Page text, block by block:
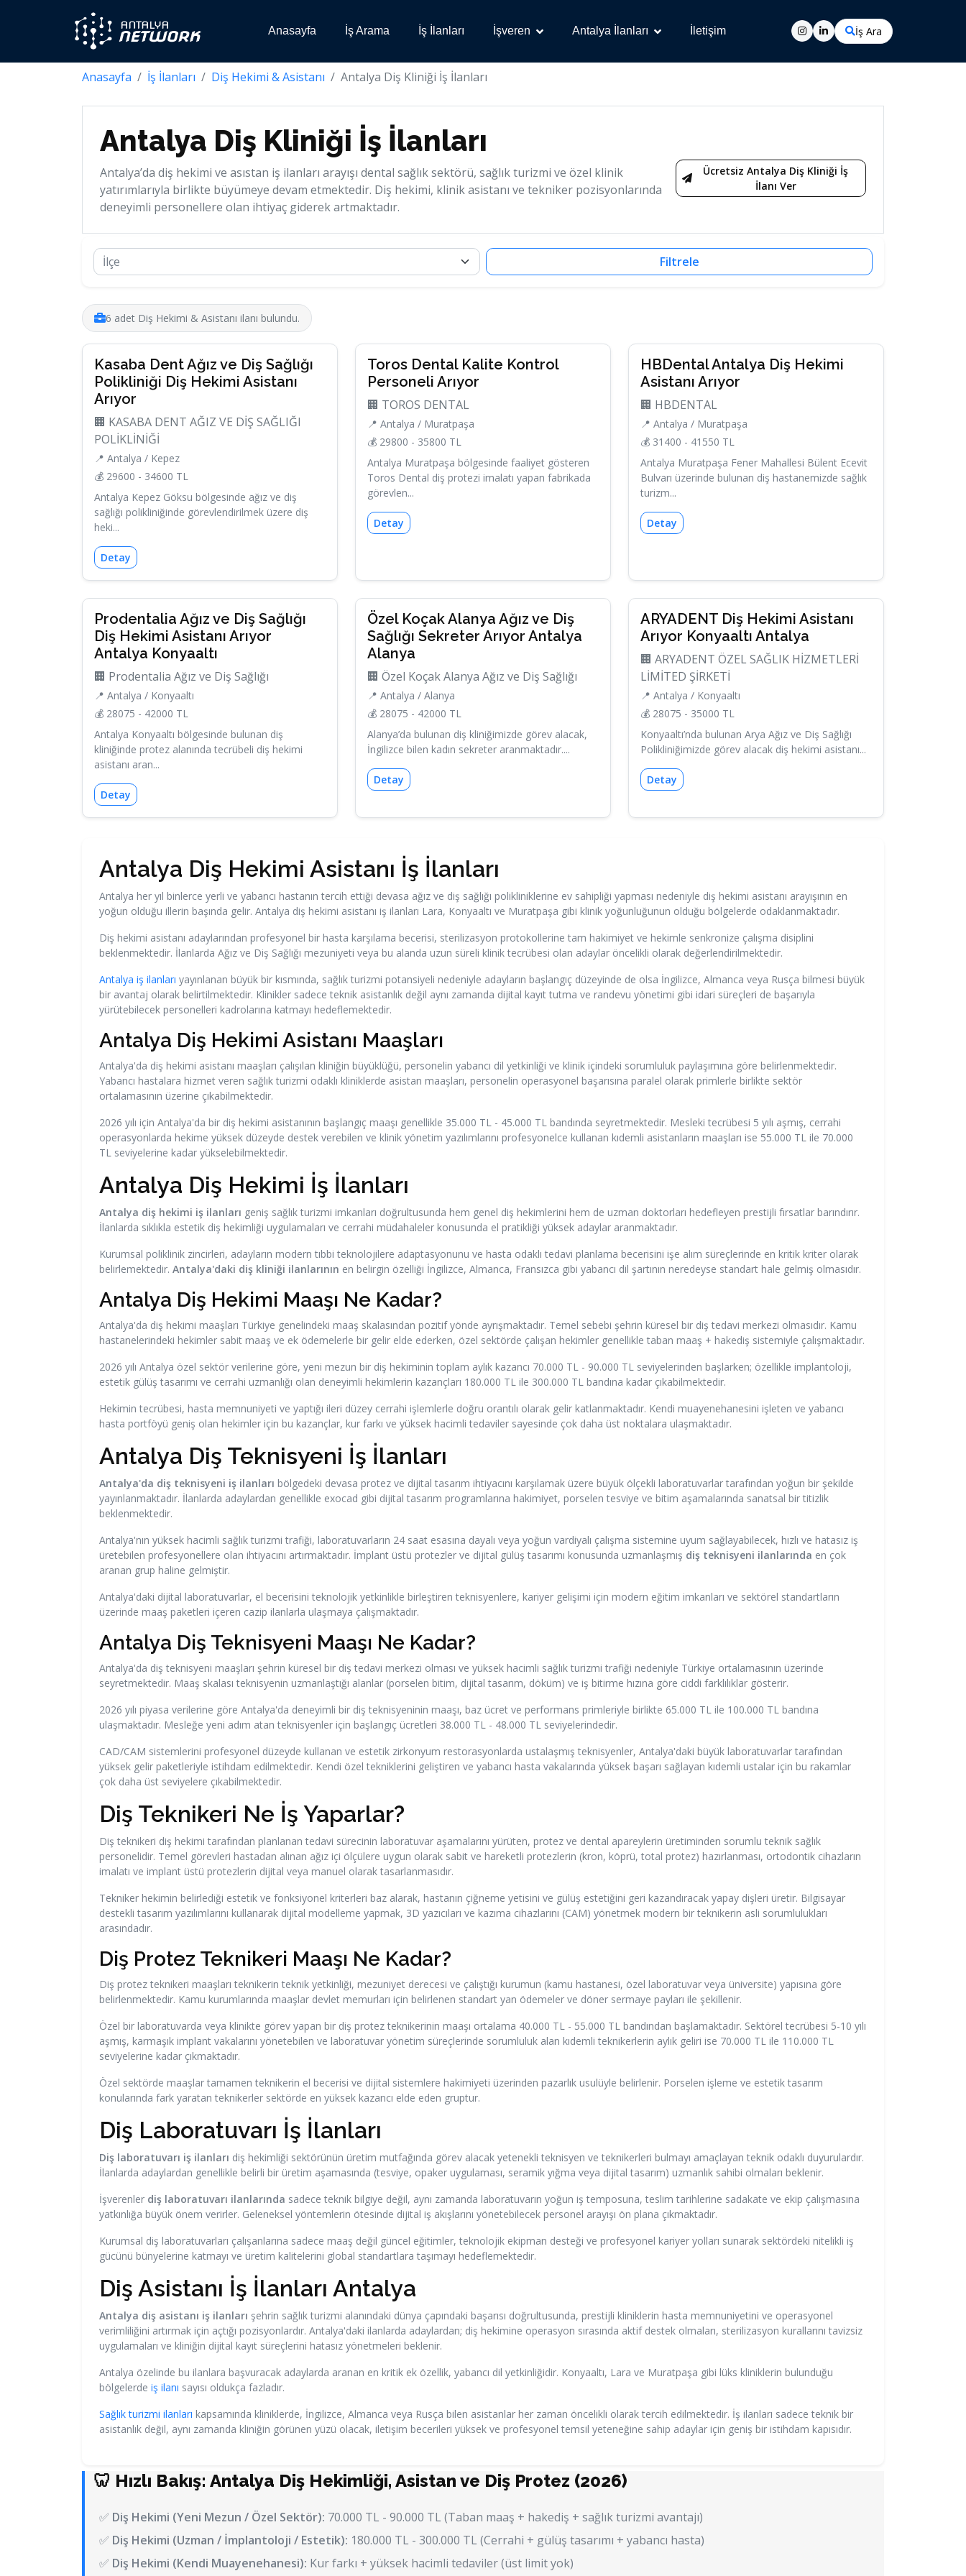
Anasayfa İş Arama İş İlanları İşveren Antalya İlanları İletişim İş Ara
Anasayfa İş İlanları Diş Hekimi & Asistanı Antalya Diş Kliniği İş İlanları
Antalya Diş Kliniği İş İlanları
Antalya’da diş hekimi ve asıstan iş ilanları arayışı dental sağlık sektörü, sağlık turizmi ve özel klinik
yatırımlarıyla birlikte büyümeye devam etmektedir. Diş hekimi, klinik asistanı ve tekniker pozisyonlarında
deneyimli personellere olan ihtiyaç giderek artmaktadır.
Ücretsiz Antalya Diş Kliniği İş
İlanı Ver
Filtrele
6 adet Diş Hekimi & Asistanı ilanı bulundu.
Kasaba Dent Ağız ve Diş Sağlığı
Polikliniği Diş Hekimi Asistanı
Arıyor
🏢 KASABA DENT AĞIZ VE DİŞ SAĞLIĞI
POLİKLİNİĞİ
📍 Antalya / Kepez
💰 29600 - 34600 TL
Antalya Kepez Göksu bölgesinde ağız ve diş
sağlığı polikliniğinde görevlendirilmek üzere diş
heki...
Detay
Toros Dental Kalite Kontrol
Personeli Arıyor
🏢 TOROS DENTAL
📍 Antalya / Muratpaşa
💰 29800 - 35800 TL
Antalya Muratpaşa bölgesinde faaliyet gösteren
Toros Dental diş protezi imalatı yapan fabrikada
görevlen...
Detay
HBDental Antalya Diş Hekimi
Asistanı Arıyor
🏢 HBDENTAL
📍 Antalya / Muratpaşa
💰 31400 - 41550 TL
Antalya Muratpaşa Fener Mahallesi Bülent Ecevit
Bulvarı üzerinde bulunan diş hastanemizde sağlık
turizm...
Detay
Prodentalia Ağız ve Diş Sağlığı
Diş Hekimi Asistanı Arıyor
Antalya Konyaaltı
🏢 Prodentalia Ağız ve Diş Sağlığı
📍 Antalya / Konyaaltı
💰 28075 - 42000 TL
Antalya Konyaaltı bölgesinde bulunan diş
kliniğinde protez alanında tecrübeli diş hekimi
asistanı aran...
Detay
Özel Koçak Alanya Ağız ve Diş
Sağlığı Sekreter Arıyor Antalya
Alanya
🏢 Özel Koçak Alanya Ağız ve Diş Sağlığı
📍 Antalya / Alanya
💰 28075 - 42000 TL
Alanya’da bulunan diş kliniğimizde görev alacak,
İngilizce bilen kadın sekreter aranmaktadır....
Detay
ARYADENT Diş Hekimi Asistanı
Arıyor Konyaaltı Antalya
🏢 ARYADENT ÖZEL SAĞLIK HİZMETLERİ
LİMİTED ŞİRKETİ
📍 Antalya / Konyaaltı
💰 28075 - 35000 TL
Konyaaltı’nda bulunan Arya Ağız ve Diş Sağlığı
Polikliniğimizde görev alacak diş hekimi asistanı...
Detay
Antalya Diş Hekimi Asistanı İş İlanları
Antalya her yıl binlerce yerli ve yabancı hastanın tercih ettiği devasa ağız ve diş sağlığı polikliniklerine ev sahipliği yapması nedeniyle diş hekimi asistanı arayışının en
yoğun olduğu illerin başında gelir. Antalya diş hekimi asistanı iş ilanları Lara, Konyaaltı ve Muratpaşa gibi klinik yoğunluğunun olduğu bölgelerde odaklanmaktadır.
Diş hekimi asistanı adaylarından profesyonel bir hasta karşılama becerisi, sterilizasyon protokollerine tam hakimiyet ve hekimle senkronize çalışma disiplini
beklenmektedir. İlanlarda Ağız ve Diş Sağlığı mezuniyeti veya bu alanda uzun süreli klinik tecrübesi olan adaylar öncelikli olarak değerlendirilmektedir.
Antalya iş ilanları yayınlanan büyük bir kısmında, sağlık turizmi potansiyeli nedeniyle adayların başlangıç düzeyinde de olsa İngilizce, Almanca veya Rusça bilmesi büyük
bir avantaj olarak belirtilmektedir. Klinikler sadece teknik asistanlık değil aynı zamanda dijital kayıt tutma ve randevu yönetimi gibi idari süreçleri de başarıyla
yürütebilecek personelleri kadrolarına katmayı hedeflemektedir.
Antalya Diş Hekimi Asistanı Maaşları
Antalya'da diş hekimi asistanı maaşları çalışılan kliniğin büyüklüğü, personelin yabancı dil yetkinliği ve klinik içindeki sorumluluk paylaşımına göre belirlenmektedir.
Yabancı hastalara hizmet veren sağlık turizmi odaklı kliniklerde asistan maaşları, personelin operasyonel başarısına paralel olarak primlerle birlikte sektör
ortalamasının üzerine çıkabilmektedir.
2026 yılı için Antalya'da bir diş hekimi asistanının başlangıç maaşı genellikle 35.000 TL - 45.000 TL bandında seyretmektedir. Mesleki tecrübesi 5 yılı aşmış, cerrahi
operasyonlarda hekime yüksek düzeyde destek verebilen ve klinik yönetim yazılımlarını profesyonelce kullanan kıdemli asistanların maaşları ise 55.000 TL ile 70.000
TL seviyelerine kadar yükselebilmektedir.
Antalya Diş Hekimi İş İlanları
Antalya diş hekimi iş ilanları geniş sağlık turizmi imkanları doğrultusunda hem genel diş hekimlerini hem de uzman doktorları hedefleyen prestijli fırsatlar barındırır.
İlanlarda sıklıkla estetik diş hekimliği uygulamaları ve cerrahi müdahaleler konusunda el pratikliği yüksek adaylar aranmaktadır.
Kurumsal poliklinik zincirleri, adayların modern tıbbi teknolojilere adaptasyonunu ve hasta odaklı tedavi planlama becerisini işe alım süreçlerinde en kritik kriter olarak
belirlemektedir. Antalya'daki diş kliniği ilanlarının en belirgin özelliği İngilizce, Almanca, Fransızca gibi yabancı dil şartının neredeyse standart hale gelmiş olmasıdır.
Antalya Diş Hekimi Maaşı Ne Kadar?
Antalya'da diş hekimi maaşları Türkiye genelindeki maaş skalasından pozitif yönde ayrışmaktadır. Temel sebebi şehrin küresel bir diş tedavi merkezi olmasıdır. Kamu
hastanelerindeki hekimler sabit maaş ve ek ödemelerle bir gelir elde ederken, özel sektörde çalışan hekimler genellikle taban maaş + hakediş sistemiyle çalışmaktadır.
2026 yılı Antalya özel sektör verilerine göre, yeni mezun bir diş hekiminin toplam aylık kazancı 70.000 TL - 90.000 TL seviyelerinden başlarken; özellikle implantoloji,
estetik gülüş tasarımı ve cerrahi uzmanlığı olan deneyimli hekimlerin kazançları 180.000 TL ile 300.000 TL bandına kadar çıkabilmektedir.
Hekimin tecrübesi, hasta memnuniyeti ve yaptığı ileri düzey cerrahi işlemlerle doğru orantılı olarak gelir katlanmaktadır. Kendi muayenehanesini işleten ve yabancı
hasta portföyü geniş olan hekimler için bu kazançlar, kur farkı ve yüksek hacimli tedaviler sayesinde çok daha üst noktalara ulaşmaktadır.
Antalya Diş Teknisyeni İş İlanları
Antalya'da diş teknisyeni iş ilanları bölgedeki devasa protez ve dijital tasarım ihtiyacını karşılamak üzere büyük ölçekli laboratuvarlar tarafından yoğun bir şekilde
yayınlanmaktadır. İlanlarda adaylardan genellikle exocad gibi dijital tasarım programlarına hakimiyet, porselen tesviye ve bitim aşamalarında sanatsal bir titizlik
beklenmektedir.
Antalya'nın yüksek hacimli sağlık turizmi trafiği, laboratuvarların 24 saat esasına dayalı veya yoğun vardiyalı çalışma sistemine uyum sağlayabilecek, hızlı ve hatasız iş
üretebilen profesyonellere olan ihtiyacını artırmaktadır. İmplant üstü protezler ve dijital gülüş tasarımı konusunda uzmanlaşmış diş teknisyeni ilanlarında en çok
aranan grup haline gelmiştir.
Antalya'daki dijital laboratuvarlar, el becerisini teknolojik yetkinlikle birleştiren teknisyenlere, kariyer gelişimi için modern eğitim imkanları ve sektörel standartların
üzerinde maaş paketleri içeren cazip ilanlarla ulaşmaya çalışmaktadır.
Antalya Diş Teknisyeni Maaşı Ne Kadar?
Antalya'da diş teknisyeni maaşları şehrin küresel bir diş tedavi merkezi olması ve yüksek hacimli sağlık turizmi trafiği nedeniyle Türkiye ortalamasının üzerinde
seyretmektedir. Maaş skalası teknisyenin uzmanlaştığı alanlar (porselen bitim, dijital tasarım, döküm) ve iş bitirme hızına göre ciddi farklılıklar gösterir.
2026 yılı piyasa verilerine göre Antalya'da deneyimli bir diş teknisyeninin maaşı, baz ücret ve performans primleriyle birlikte 65.000 TL ile 100.000 TL bandına
ulaşmaktadır. Mesleğe yeni adım atan teknisyenler için başlangıç ücretleri 38.000 TL - 48.000 TL seviyelerindedir.
CAD/CAM sistemlerini profesyonel düzeyde kullanan ve estetik zirkonyum restorasyonlarda ustalaşmış teknisyenler, Antalya'daki büyük laboratuvarlar tarafından
yüksek gelir paketleriyle istihdam edilmektedir. Kendi özel tekniklerini geliştiren ve yabancı hasta vakalarında yüksek başarı sağlayan kıdemli ustalar için bu rakamlar
çok daha üst seviyelere çıkabilmektedir.
Diş Teknikeri Ne İş Yaparlar?
Diş teknikeri diş hekimi tarafından planlanan tedavi sürecinin laboratuvar aşamalarını yürüten, protez ve dental apareylerin üretiminden sorumlu teknik sağlık
personelidir. Temel görevleri hastadan alınan ağız içi ölçülere uygun olarak sabit ve hareketli protezlerin (kron, köprü, total protez) hazırlanması, ortodontik cihazların
imalatı ve implant üstü protezlerin dijital veya manuel olarak tasarlanmasıdır.
Tekniker hekimin belirlediği estetik ve fonksiyonel kriterleri baz alarak, hastanın çiğneme yetisini ve gülüş estetiğini geri kazandıracak yapay dişleri üretir. Bilgisayar
destekli tasarım yazılımlarını kullanarak dijital modelleme yapmak, 3D yazıcıları ve kazıma cihazlarını (CAM) yönetmek modern bir teknikerin asli sorumlulukları
arasındadır.
Diş Protez Teknikeri Maaşı Ne Kadar?
Diş protez teknikeri maaşları teknikerin teknik yetkinliği, mezuniyet derecesi ve çalıştığı kurumun (kamu hastanesi, özel laboratuvar veya üniversite) yapısına göre
belirlenmektedir. Kamu kurumlarında maaşlar devlet memurları için belirlenen standart yan ödemeler ve döner sermaye payları ile şekillenir.
Özel bir laboratuvarda veya klinikte görev yapan bir diş protez teknikerinin maaşı ortalama 40.000 TL - 55.000 TL bandından başlamaktadır. Sektörel tecrübesi 5-10 yılı
aşmış, karmaşık implant vakalarını yönetebilen ve laboratuvar yönetim süreçlerinde sorumluluk alan kıdemli teknikerlerin aylık geliri ise 70.000 TL ile 110.000 TL
seviyelerine kadar çıkmaktadır.
Özel sektörde maaşlar tamamen teknikerin el becerisi ve dijital sistemlere hakimiyeti üzerinden pazarlık usulüyle belirlenir. Porselen işleme ve estetik tasarım
konularında fark yaratan teknikerler sektörde en yüksek kazancı elde eden gruptur.
Diş Laboratuvarı İş İlanları
Diş laboratuvarı iş ilanları diş hekimliği sektörünün üretim mutfağında görev alacak yetenekli teknisyen ve teknikerleri bulmayı amaçlayan teknik odaklı duyurulardır.
İlanlarda adaylardan genellikle belirli bir üretim aşamasında (tesviye, opaker uygulaması, seramik yığma veya dijital tasarım) uzmanlık sahibi olmaları beklenir.
İşverenler diş laboratuvarı ilanlarında sadece teknik bilgiye değil, aynı zamanda laboratuvarın yoğun iş temposuna, teslim tarihlerine sadakate ve ekip çalışmasına
yatkınlığa büyük önem verirler. Geleneksel yöntemlerin ötesinde dijital iş akışlarını yönetebilecek personel arayışı ön plana çıkmaktadır.
Kurumsal diş laboratuvarları çalışanlarına sadece maaş değil güncel eğitimler, teknolojik ekipman desteği ve profesyonel kariyer yolları sunarak sektördeki nitelikli iş
gücünü bünyelerine katmayı ve üretim kalitelerini global standartlara taşımayı hedeflemektedir.
Diş Asistanı İş İlanları Antalya
Antalya diş asistanı iş ilanları şehrin sağlık turizmi alanındaki dünya çapındaki başarısı doğrultusunda, prestijli kliniklerin hasta memnuniyetini ve operasyonel
verimliliğini artırmak için açtığı pozisyonlardır. Antalya'daki ilanlarda adaylardan; diş hekimine operasyon sırasında aktif destek olmaları, sterilizasyon kurallarını tavizsiz
uygulamaları ve kliniğin dijital kayıt süreçlerini hatasız yönetmeleri beklenir.
Antalya özelinde bu ilanlara başvuracak adaylarda aranan en kritik ek özellik, yabancı dil yetkinliğidir. Konyaaltı, Lara ve Muratpaşa gibi lüks kliniklerin bulunduğu
bölgelerde iş ilanı sayısı oldukça fazladır.
Sağlık turizmi ilanları kapsamında kliniklerde, İngilizce, Almanca veya Rusça bilen asistanlar her zaman öncelikli olarak tercih edilmektedir. İş ilanları sadece teknik bir
asistanlık değil, aynı zamanda kliniğin görünen yüzü olacak, iletişim becerileri yüksek ve profesyonel temsil yeteneğine sahip adaylar için geniş bir istihdam kapısıdır.
🦷 Hızlı Bakış: Antalya Diş Hekimliği, Asistan ve Diş Protez (2026)
✅ Diş Hekimi (Yeni Mezun / Özel Sektör): 70.000 TL - 90.000 TL (Taban maaş + hakediş + sağlık turizmi avantajı)
✅ Diş Hekimi (Uzman / İmplantoloji / Estetik): 180.000 TL - 300.000 TL (Cerrahi + gülüş tasarımı + yabancı hasta)
✅ Diş Hekimi (Kendi Muayenehanesi): Kur farkı + yüksek hacimli tedaviler (üst limit yok)